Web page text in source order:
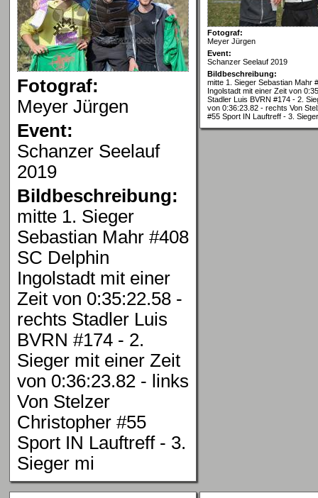
Fotograf:
Meyer Jürgen
Event:
Schanzer Seelauf
2019
Bildbeschreibung:
mitte 1. Sieger
Sebastian Mahr #408
SC Delphin
Ingolstadt mit einer
Zeit von 0:35:22.58 -
rechts Stadler Luis
BVRN #174 - 2.
Sieger mit einer Zeit
von 0:36:23.82 - links
Von Stelzer
Christopher #55
Sport IN Lauftreff - 3.
Sieger mi
Fotograf:
Meyer Jürgen
Event:
Schanzer Seelauf 2019
Bildbeschreibung:
mitte 1. Sieger Sebastian Mahr
Ingolstadt mit einer Zeit von
Stadler Luis BVRN #174 - 2.
von 0:36:23.82 - rechts Von
#55 Sport IN Lauftreff - 3.